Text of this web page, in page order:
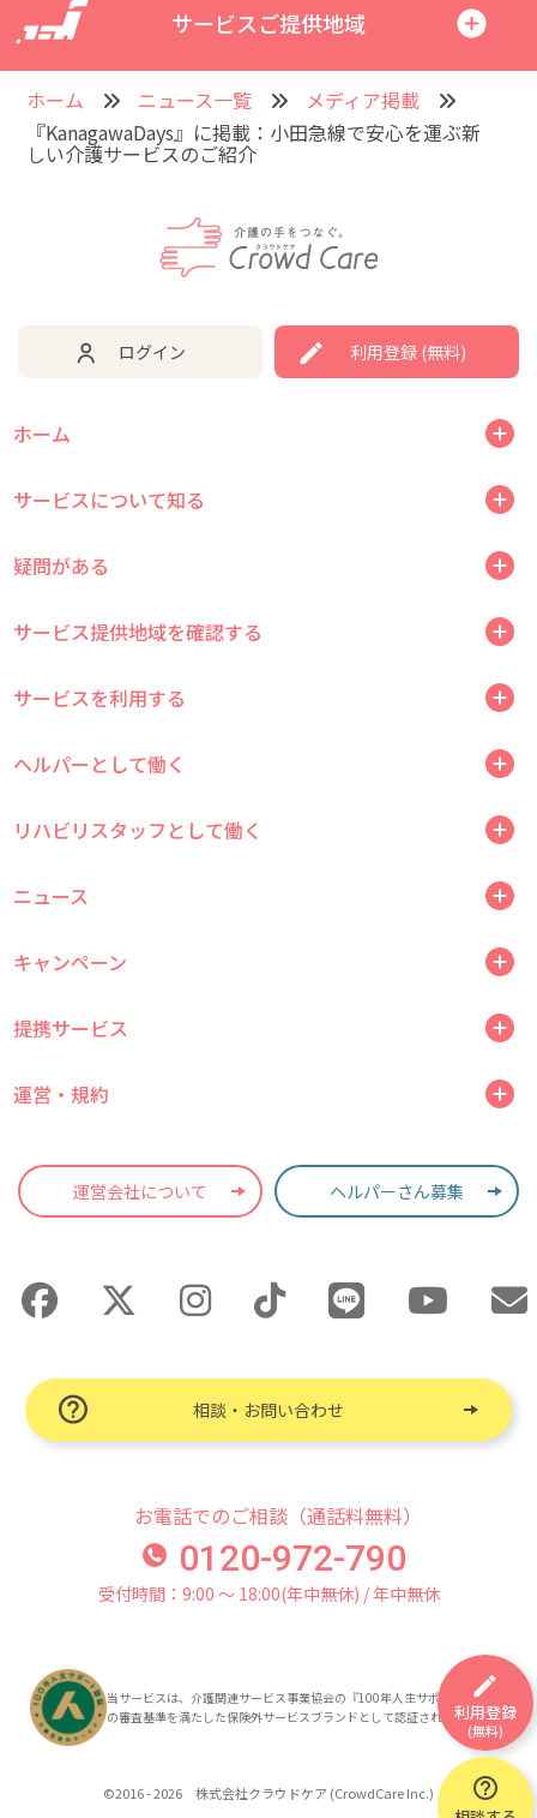
サービスご提供地域
ホーム ニュース一覧
メディア掲載
『KanagawaDays』に掲載：小田急線で安心を運ぶ新
しい介護サービスのご紹介
ログイン 利用登録 (無料)
ホーム
サービスについて知る
疑問がある
サービス提供地域を確認する
サービスを利用する
ヘルパーとして働く
リハビリスタッフとして働く
ニュース
キャンペーン
提携サービス
運営・規約
運営会社について ヘルパーさん募集
相談・お問い合わせ
お電話でのご相談（通話料無料）
0120-972-790
受付時間：9:00 〜 18:00(年中無休) / 年中無休
当サービスは、介護関連サービス事業協会の『100年人生サポート認証』
の審査基準を満たした保険外サービスブランドとして認証されています。
©2016 - 2026 株式会社クラウドケア (CrowdCare Inc.)
利用登録
(無料)